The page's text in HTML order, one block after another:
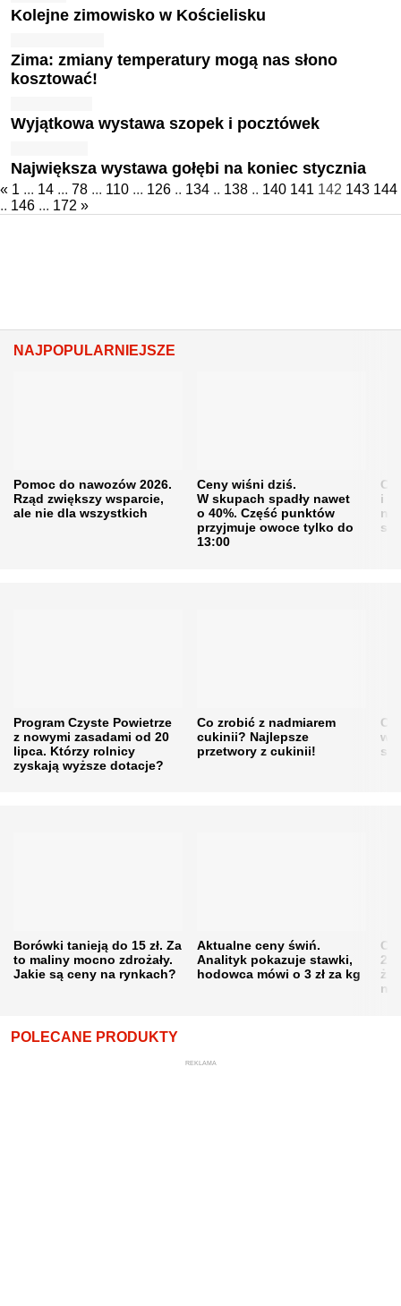
Kolejne zimowisko w Kościelisku
Zima: zmiany temperatury mogą nas słono
kosztować!
Wyjątkowa wystawa szopek i pocztówek
Największa wystawa gołębi na koniec stycznia
« 1 ... 14 ... 78 ... 110 ... 126 .. 134 .. 138 .. 140 141 142 143 144
.. 146 ... 172 »
NAJPOPULARNIEJSZE
Pomoc do nawozów 2026.
Rząd zwiększy wsparcie,
ale nie dla wszystkich
Ceny wiśni dziś.
W skupach spadły nawet
o 40%. Część punktów
przyjmuje owoce tylko do
13:00
i
Program Czyste Powietrze
z nowymi zasadami od 20
lipca. Którzy rolnicy
zyskają wyższe dotacje?
Co zrobić z nadmiarem
cukinii? Najlepsze
przetwory z cukinii!
w
Borówki tanieją do 15 zł. Za
to maliny mocno zdrożały.
Jakie są ceny na rynkach?
Aktualne ceny świń.
Analityk pokazuje stawki,
hodowca mówi o 3 zł za kg
POLECANE PRODUKTY
REKLAMA